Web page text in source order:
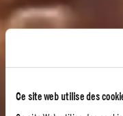
Ce site web utilise des